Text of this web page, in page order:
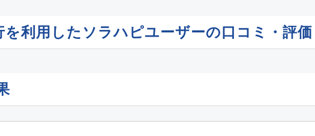
を利用したソラハピユーザーの口コミ・評価